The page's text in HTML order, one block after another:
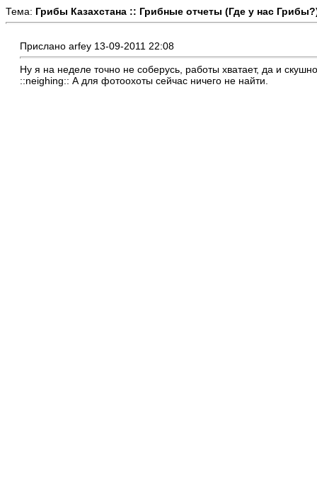
Тема: Грибы Казахстана :: Грибные отчеты (Где у нас
Прислано arfey 13-09-2011 22:08
Ну я на неделе точно не соберусь, работы хватает, да и
::neighing:: А для фотоохоты сейчас ничего не найти.